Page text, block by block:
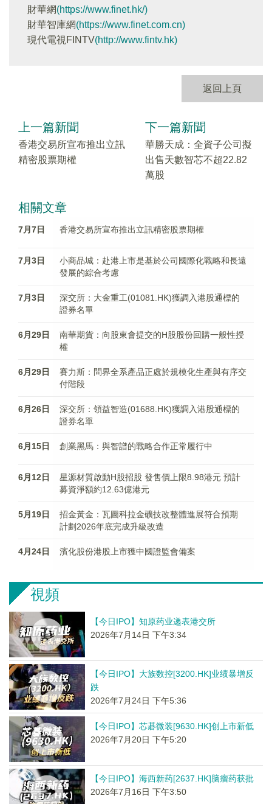
財華網(https://www.finet.hk/)
財華智庫網(https://www.finet.com.cn)
現代電視FINTV(http://www.fintv.hk)
返回上頁
上一篇新聞
香港交易所宣布推出立訊
精密股票期權
下一篇新聞
華勝天成：全資子公司擬
出售天數智芯不超22.82
萬股
相關文章
7月7日 香港交易所宣布推出立訊精密股票期權
7月3日
小商品城：赴港上市是基於公司國際化戰略和長遠
發展的綜合考慮
7月3日
深交所：大金重工(01081.HK)獲調入港股通標的
證券名單
6月29日
南華期貨：向股東會提交的H股股份回購一般性授
權
6月29日
賽力斯：問界全系產品正處於規模化生產與有序交
付階段
6月26日
深交所：領益智造(01688.HK)獲調入港股通標的
證券名單
6月15日 創業黑馬：與智譜的戰略合作正常履行中
6月12日
星源材質啟動H股招股 發售價上限8.98港元 預計
募資淨額約12.63億港元
5月19日
招金黃金：瓦圖科拉金礦技改整體進展符合預期
計劃2026年底完成升級改造
4月24日 濱化股份港股上市獲中國證監會備案
視頻
【今日IPO】知原药业递表港交所
2026年7月14日 下午3:34
【今日IPO】大族数控[3200.HK]业绩暴增反
跌
2026年7月24日 下午5:36
【今日IPO】芯碁微装[9630.HK]创上市新低
2026年7月20日 下午5:20
【今日IPO】海西新药[2637.HK]脑瘤药获批
2026年7月16日 下午3:50